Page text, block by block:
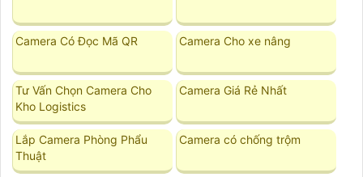
Camera Có Đọc Mã QR Camera Cho xe nâng
Tư Vấn Chọn Camera Cho
Kho Logistics
Camera Giá Rẻ Nhất
Lắp Camera Phòng Phẩu
Thuật
Camera có chống trộm